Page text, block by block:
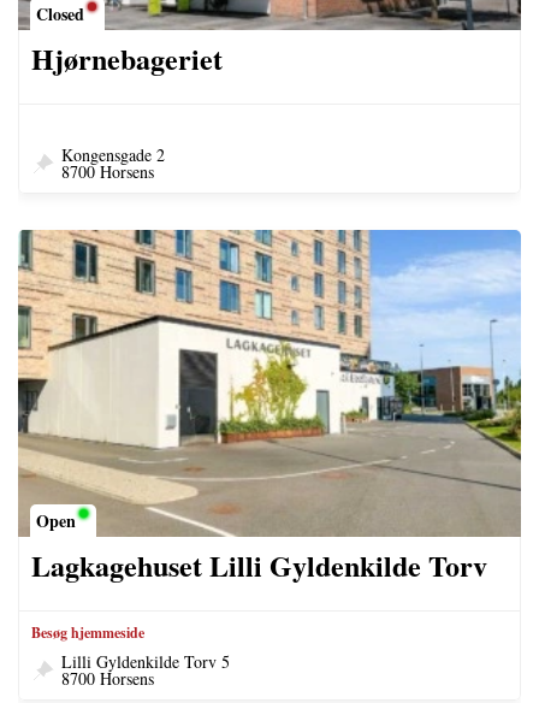
Closed
Hjørnebageriet
Kongensgade 2
8700 Horsens
Open
Lagkagehuset Lilli Gyldenkilde Torv
Besøg hjemmeside
Lilli Gyldenkilde Torv 5
8700 Horsens